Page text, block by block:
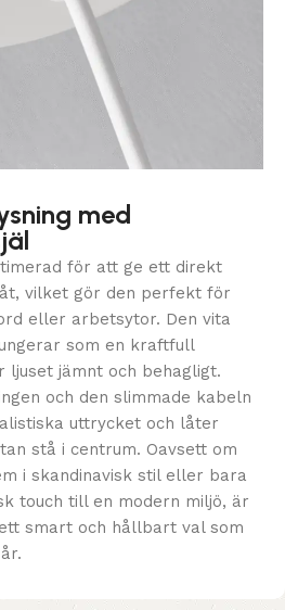
med
för att ge ett direkt
vilket gör den perfekt för
eller arbetsytor. Den vita
som en kraftfull
jämnt och behagligt.
och den slimmade kabeln
uttrycket och låter
stå i centrum. Oavsett om
i skandinavisk stil eller bara
touch till en modern miljö, är
smart och hållbart val som